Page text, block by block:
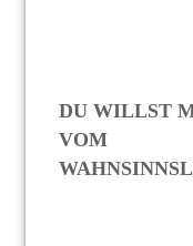
DU WILLST
VOM